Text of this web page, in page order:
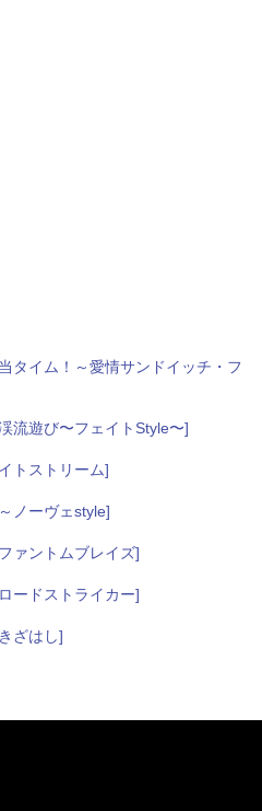
タイム！～愛情サンドイッチ・フ
流遊び〜フェイトStyle〜]
トストリーム]
ノーヴェstyle]
ァントムブレイズ]
ードストライカー]
ざはし]